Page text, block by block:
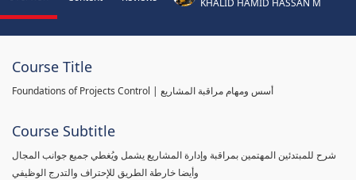
Course Title
Foundations of Projects Control | أسس ومهام مراقبة المشاريع
Course Subtitle
شرح للمبتدئين المهتمين بمراقبة وإدارة المشاريع يشمل ويُغطي جميع جوانب المجال
وأيضا خارطة الطريق للإحتراف والتدرج الوظيفي